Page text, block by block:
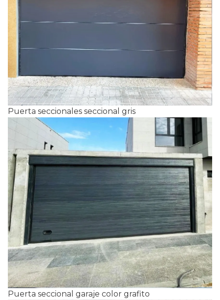
Puerta seccionales seccional gris
Puerta seccional garaje color grafito